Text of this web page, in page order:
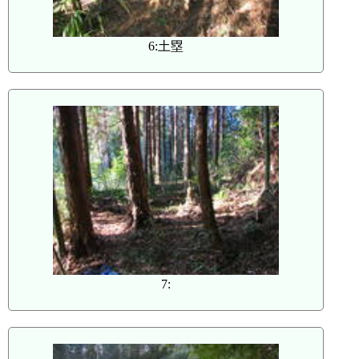
6:土塁
7: